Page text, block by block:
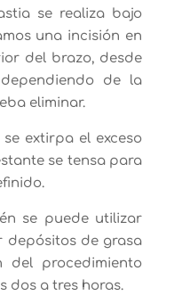
se realiza bajo
una incisión en
del brazo, desde
de la
eliminar.
extirpa el exceso
se tensa para
se puede utilizar
depósitos de grasa
del procedimiento
dos a tres horas.